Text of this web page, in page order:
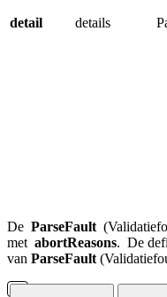
detail details
De ParseFault
met abortReasons. De
van ParseFault